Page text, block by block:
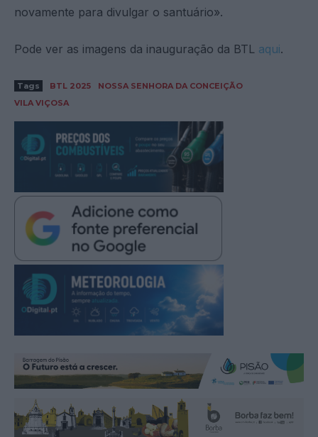
novamente para divulgar o santuário».
Pode ver as imagens da inauguração da BTL aqui.
Tags BTL 2025
NOSSA SENHORA DA CONCEIÇÃO
VILA VIÇOSA